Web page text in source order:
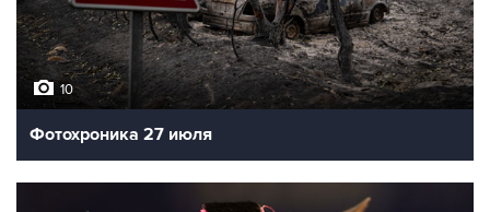
10
Фотохроника 27 июля